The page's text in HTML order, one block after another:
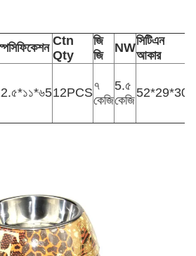
Ctn
Qty
জি
জি
NWসিটিএন
আকার
12PCS৭
কেজি
5.৫
কেজি
52*29*30